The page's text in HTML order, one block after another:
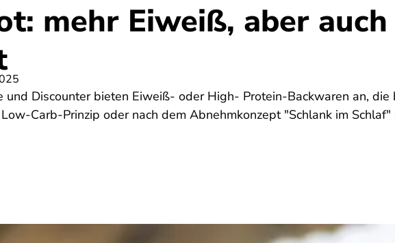
mehr Eiweiß, aber auch
und Discounter bieten Eiweiß- oder High- Protein-Backwaren an, die
Carb-Prinzip oder nach dem Abnehmkonzept "Schlank im Schlaf"